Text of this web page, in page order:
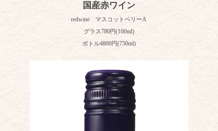
国産赤ワイン
redwine マスコットベリーA
グラス780円(100ml)
ボトル4800円(750ml)